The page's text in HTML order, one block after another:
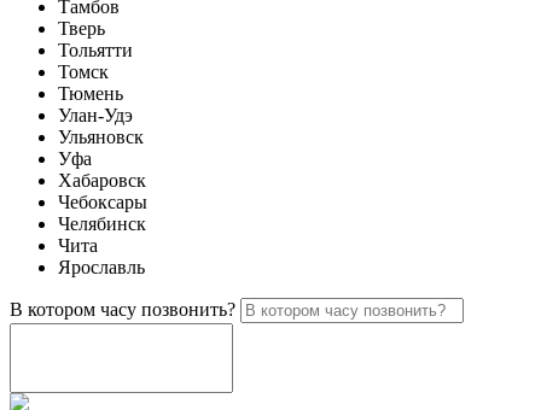
Тамбов
Тверь
Тольятти
Томск
Тюмень
Улан-Удэ
Ульяновск
Уфа
Хабаровск
Чебоксары
Челябинск
Чита
Ярославль
В котором часу позвонить?